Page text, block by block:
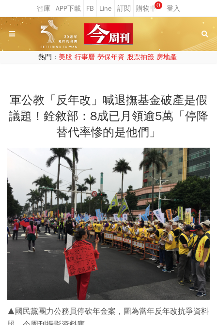
0
熱門： 美股 行事曆 勞保年資 股票抽籤 房地產
軍公教「反年改」喊退撫基金破產是假
議題！銓敘部：8成已月領逾5萬「停降
替代率慘的是他們」
▲國民黨團力公務員停砍年金案，圖為當年反年改抗爭資料